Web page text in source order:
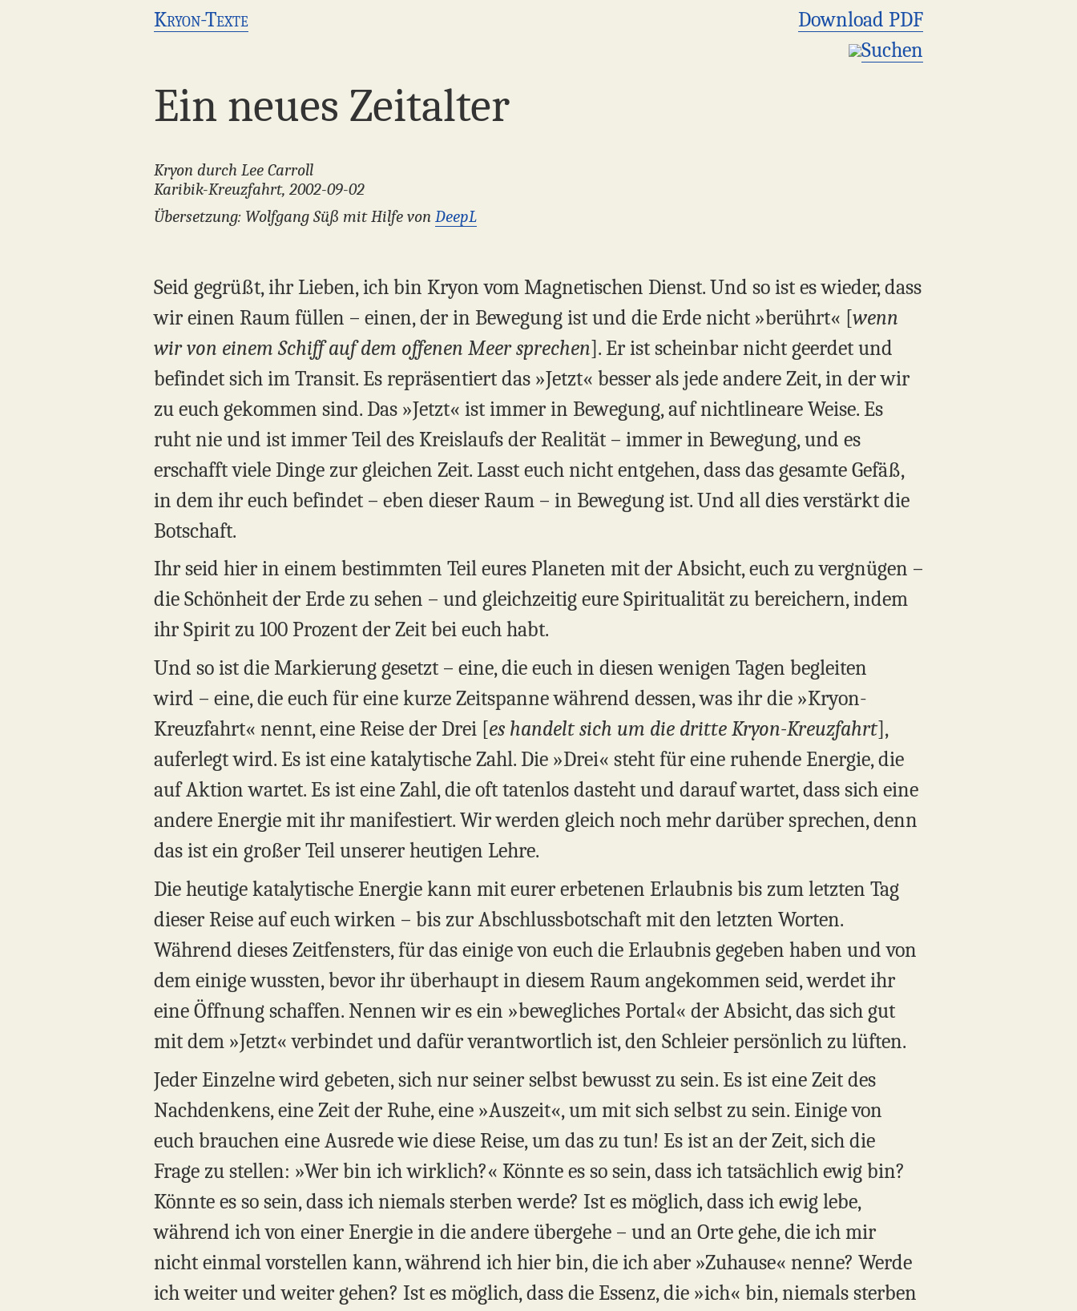
Kryon-Texte
Download PDF
Suchen
Ein neues Zeitalter
Kryon durch Lee Carroll
Karibik-Kreuzfahrt, 2002-09-02
Übersetzung: Wolfgang Süß mit Hilfe von DeepL
Seid gegrüßt, ihr Lieben, ich bin Kryon vom Magnetischen Dienst. Und so ist es wieder, dass
wir einen Raum füllen – einen, der in Bewegung ist und die Erde nicht »berührt« [wenn
wir von einem Schiff auf dem offenen Meer sprechen]. Er ist scheinbar nicht geerdet und
befindet sich im Transit. Es repräsentiert das »Jetzt« besser als jede andere Zeit, in der wir
zu euch gekommen sind. Das »Jetzt« ist immer in Bewegung, auf nichtlineare Weise. Es
ruht nie und ist immer Teil des Kreislaufs der Realität – immer in Bewegung, und es
erschafft viele Dinge zur gleichen Zeit. Lasst euch nicht entgehen, dass das gesamte Gefäß,
in dem ihr euch befindet – eben dieser Raum – in Bewegung ist. Und all dies verstärkt die
Botschaft.
Ihr seid hier in einem bestimmten Teil eures Planeten mit der Absicht, euch zu vergnügen –
die Schönheit der Erde zu sehen – und gleichzeitig eure Spiritualität zu bereichern, indem
ihr Spirit zu 100 Prozent der Zeit bei euch habt.
Und so ist die Markierung gesetzt – eine, die euch in diesen wenigen Tagen begleiten
wird – eine, die euch für eine kurze Zeitspanne während dessen, was ihr die »Kryon-
Kreuzfahrt« nennt, eine Reise der Drei [es handelt sich um die dritte Kryon-Kreuzfahrt],
auferlegt wird. Es ist eine katalytische Zahl. Die »Drei« steht für eine ruhende Energie, die
auf Aktion wartet. Es ist eine Zahl, die oft tatenlos dasteht und darauf wartet, dass sich eine
andere Energie mit ihr manifestiert. Wir werden gleich noch mehr darüber sprechen, denn
das ist ein großer Teil unserer heutigen Lehre.
Die heutige katalytische Energie kann mit eurer erbetenen Erlaubnis bis zum letzten Tag
dieser Reise auf euch wirken – bis zur Abschlussbotschaft mit den letzten Worten.
Während dieses Zeitfensters, für das einige von euch die Erlaubnis gegeben haben und von
dem einige wussten, bevor ihr überhaupt in diesem Raum angekommen seid, werdet ihr
eine Öffnung schaffen. Nennen wir es ein »bewegliches Portal« der Absicht, das sich gut
mit dem »Jetzt« verbindet und dafür verantwortlich ist, den Schleier persönlich zu lüften.
Jeder Einzelne wird gebeten, sich nur seiner selbst bewusst zu sein. Es ist eine Zeit des
Nachdenkens, eine Zeit der Ruhe, eine »Auszeit«, um mit sich selbst zu sein. Einige von
euch brauchen eine Ausrede wie diese Reise, um das zu tun! Es ist an der Zeit, sich die
Frage zu stellen: »Wer bin ich wirklich?« Könnte es so sein, dass ich tatsächlich ewig bin?
Könnte es so sein, dass ich niemals sterben werde? Ist es möglich, dass ich ewig lebe,
während ich von einer Energie in die andere übergehe – und an Orte gehe, die ich mir
nicht einmal vorstellen kann, während ich hier bin, die ich aber »Zuhause« nenne? Werde
ich weiter und weiter gehen? Ist es möglich, dass die Essenz, die »ich« bin, niemals sterben